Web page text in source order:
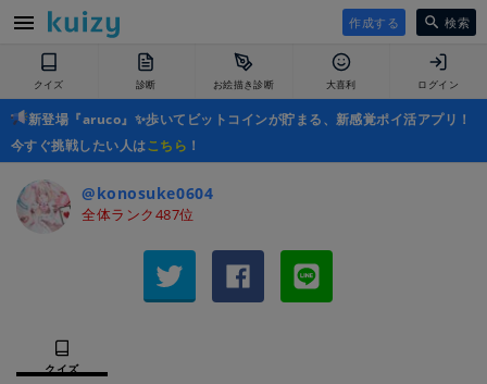
作成する 検索
クイズ 診断 お絵描き診断 大喜利 ログイン
新登場『aruco』✨歩いてビットコインが貯まる、新感覚ポイ活アプリ！
今すぐ挑戦したい人はこちら ！
@konosuke0604
全体ランク487位
クイズ